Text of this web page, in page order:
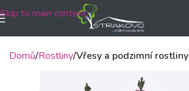
Skip to main content
Domů Rostliny Vřesy a podzimní rostliny